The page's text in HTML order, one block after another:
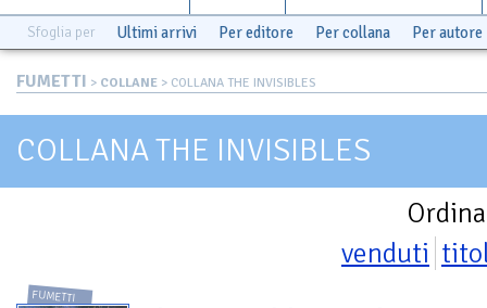
Sfoglia per Ultimi arrivi Per editore Per collana Per autore
FUMETTI > COLLANE > COLLANA THE INVISIBLES
COLLANA THE INVISIBLES
venduti
FUMETTI